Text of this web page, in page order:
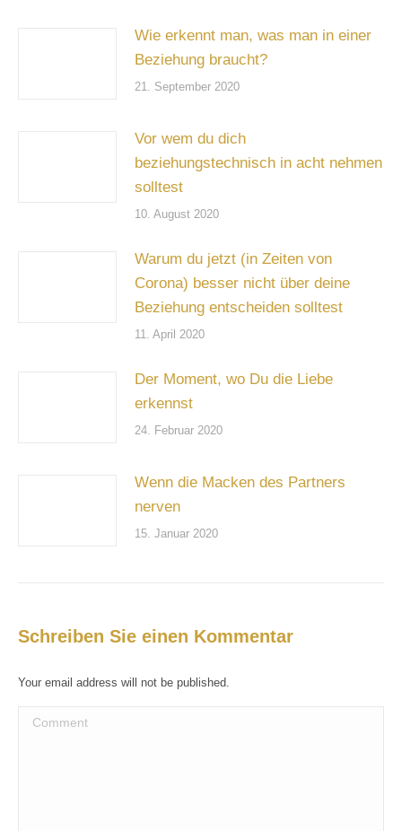
Wie erkennt man, was man in einer
Beziehung braucht?
21. September 2020
Vor wem du dich
beziehungstechnisch in acht nehmen
solltest
10. August 2020
Warum du jetzt (in Zeiten von
Corona) besser nicht über deine
Beziehung entscheiden solltest
11. April 2020
Der Moment, wo Du die Liebe
erkennst
24. Februar 2020
Wenn die Macken des Partners
nerven
15. Januar 2020
Schreiben Sie einen Kommentar
Your email address will not be published.
Comment